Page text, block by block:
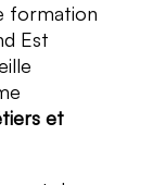
formation
Est
et